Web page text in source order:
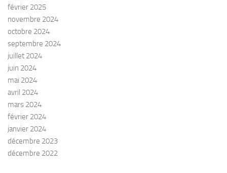
février 2025
novembre 2024
octobre 2024
septembre 2024
juillet 2024
juin 2024
mai 2024
avril 2024
mars 2024
février 2024
janvier 2024
décembre 2023
décembre 2022